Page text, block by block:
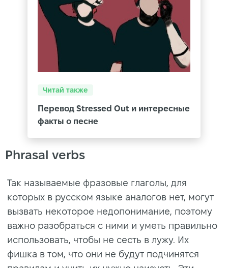
Читай также
Перевод Stressed Out и интересные
факты о песне
Phrasal verbs
Так называемые фразовые глаголы, для
которых в русском языке аналогов нет, могут
вызвать некоторое недопонимание, поэтому
важно разобраться с ними и уметь правильно
использовать, чтобы не сесть в лужу. Их
фишка в том, что они не будут подчинятся